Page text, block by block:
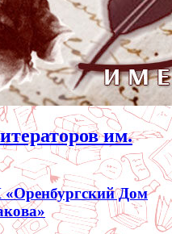
им.
Дом